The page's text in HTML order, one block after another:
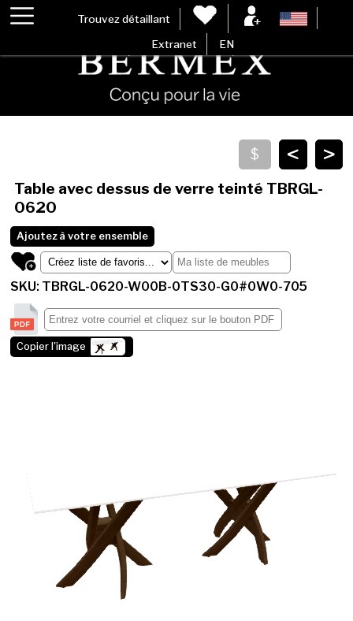
Trouvez détaillant
Extranet EN
>
<
Table avec dessus de verre teinté TBRGL-
0620
Ajoutez à votre ensemble
SKU: TBRGL-0620-W00B-0TS30-G0#0W0-705
Copier l'image